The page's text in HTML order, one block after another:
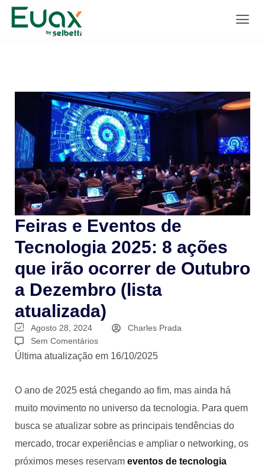
Feiras e Eventos de
Tecnologia 2025: 8 ações
que irão ocorrer de Outubro
a Dezembro (lista
atualizada)
Agosto 28, 2024
Charles Prada
Sem Comentários
Última atualização em 16/10/2025
O ano de 2025 está chegando ao fim, mas ainda há
muito movimento no universo da tecnologia. Para quem
busca se atualizar sobre as principais tendências do
mercado, trocar experiências e ampliar o networking, os
próximos meses reservam eventos de tecnologia